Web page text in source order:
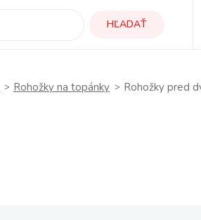
HĽADAŤ
Rohožky na topánky Rohožky pred